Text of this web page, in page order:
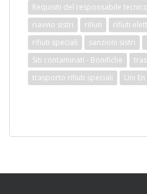
Requisiti del responsabile tecnico
riavvio sistri
rifiuti rifiuti
rifiuti speciali
sanzioni sistri
Siti contaminati - Bonifiche
trasporto rifiuti speciali
Uni